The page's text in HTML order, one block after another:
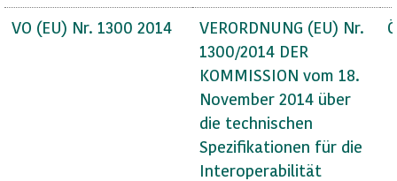
VO (EU) Nr. 1300 2014
VERORDNUNG (EU) Nr.
1300/2014 DER
KOMMISSION vom 18.
November 2014 über
die technischen
Spezifikationen für die
Interoperabilität